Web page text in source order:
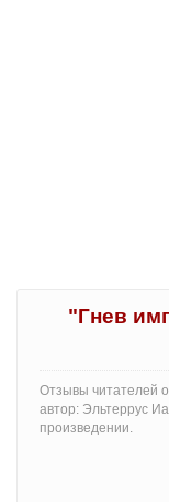
"Гнев
Отзывы читателей
автор: Эльтеррус
произведении.